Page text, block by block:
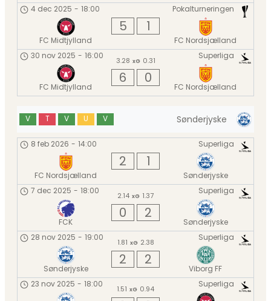
Pokalturneringen
4 dec 2025 - 18:00
FC Midtjylland
5 1
FC Nordsjælland
Superliga
30 nov 2025 - 16:00
FC Midtjylland
3.28 xG 0.31
6 0
FC Nordsjælland
Sønderjyske
V T V U V
Superliga
8 feb 2026 - 14:00
FC Nordsjælland
2 1
Sønderjyske
Superliga
7 dec 2025 - 18:00
FCK
2.14 xG 1.37
0 2
Sønderjyske
Superliga
28 nov 2025 - 19:00
Sønderjyske
1.81 xG 2.38
2 2
Viborg FF
Superliga
23 nov 2025 - 18:00 1.51 xG 0.94